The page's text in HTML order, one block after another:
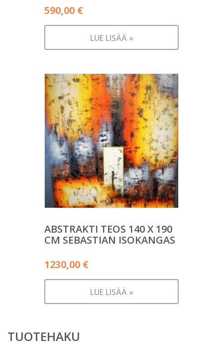
590,00 €
LUE LISÄÄ »
ABSTRAKTI TEOS 140 X 190
CM SEBASTIAN ISOKANGAS
1230,00 €
LUE LISÄÄ »
TUOTEHAKU